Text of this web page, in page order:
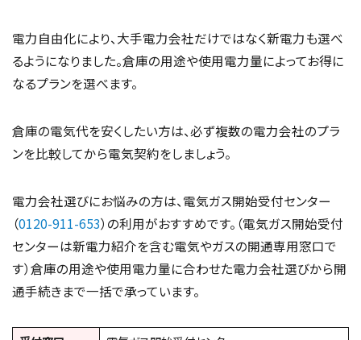
電力自由化により、大手電力会社だけではなく新電力も選べ
るようになりました。倉庫の用途や使用電力量によってお得に
なるプランを選べます。
倉庫の電気代を安くしたい方は、必ず複数の電力会社のプラ
ンを比較してから電気契約をしましょう。
電力会社選びにお悩みの方は、電気ガス開始受付センター
（0120-911-653）の利用がおすすめです。（電気ガス開始受付
センターは新電力紹介を含む電気やガスの開通専用窓口で
す）倉庫の用途や使用電力量に合わせた電力会社選びから開
通手続きまで一括で承っています。